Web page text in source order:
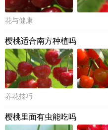
花与健康
樱桃适合南方种植吗
养花技巧
樱桃里面有虫能吃吗